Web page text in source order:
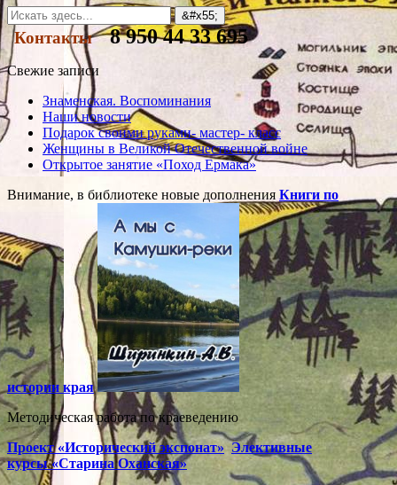
Контакты 8 950 44 33 695
Свежие записи
Знаменская. Воспоминания
Наши новости
Подарок своими руками- мастер- класс
Женщины в Великой Отечественной войне
Открытое занятие «Поход Ермака»
Внимание, в библиотеке новые дополнения Книги по
истории края
Методическая работа по краеведению
Проект «Исторический экспонат» Элективные
курсы «Старина Оханская»